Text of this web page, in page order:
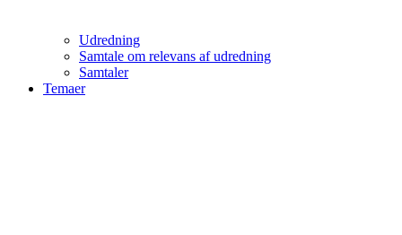
Udredning
Samtale om relevans af udredning
Samtaler
Temaer